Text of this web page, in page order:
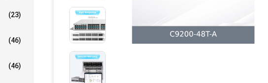
(23)
(46)
(46)